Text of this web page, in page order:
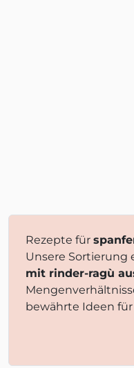
Rezepte für
Unsere Sortierung
mit rinder-ragù
bewährte Ideen